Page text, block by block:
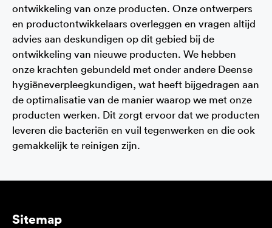
ontwikkeling van onze producten. Onze ontwerpers
en productontwikkelaars overleggen en vragen altijd
advies aan deskundigen op dit gebied bij de
ontwikkeling van nieuwe producten. We hebben
onze krachten gebundeld met onder andere Deense
hygiëneverpleegkundigen, wat heeft bijgedragen aan
de optimalisatie van de manier waarop we met onze
producten werken. Dit zorgt ervoor dat we producten
leveren die bacteriën en vuil tegenwerken en die ook
gemakkelijk te reinigen zijn.
Sitemap